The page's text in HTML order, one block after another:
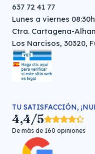
637 72 41 77
Lunes a viernes
Ctra. Cartagena-
Los Narcisos, 30320,
TU SATISFACCIÓN,
4,4/5
De más de 160 opiniones